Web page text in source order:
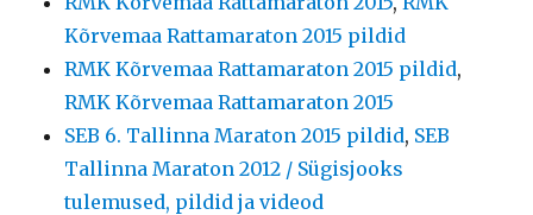
Kõrvemaa Rattamaraton 2015 pildid
RMK Kõrvemaa Rattamaraton 2015 pildid,
RMK Kõrvemaa Rattamaraton 2015
SEB 6. Tallinna Maraton 2015 pildid, SEB
Tallinna Maraton 2012 / Sügisjooks
tulemused, pildid ja videod